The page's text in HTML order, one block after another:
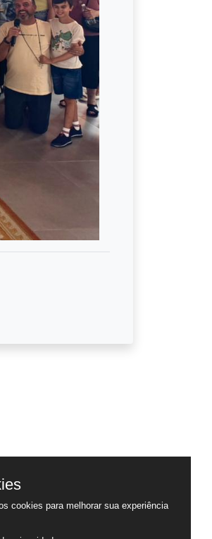
cookies para melhorar sua experiência